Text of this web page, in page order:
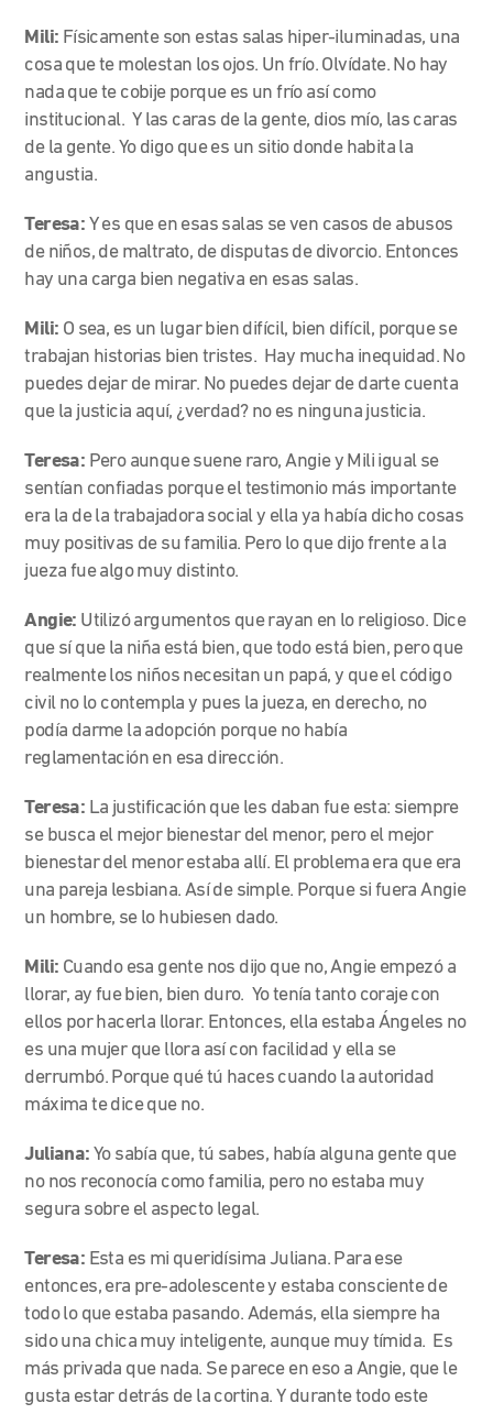
Mili: Físicamente son estas salas hiper-iluminadas, una
cosa que te molestan los ojos. Un frío. Olvídate. No hay
nada que te cobije porque es un frío así como
institucional. Y las caras de la gente, dios mío, las caras
de la gente. Yo digo que es un sitio donde habita la
angustia.
Teresa: Y es que en esas salas se ven casos de abusos
de niños, de maltrato, de disputas de divorcio. Entonces
hay una carga bien negativa en esas salas.
Mili: O sea, es un lugar bien difícil, bien difícil, porque se
trabajan historias bien tristes. Hay mucha inequidad. No
puedes dejar de mirar. No puedes dejar de darte cuenta
que la justicia aquí, ¿verdad? no es ninguna justicia.
Teresa: Pero aunque suene raro, Angie y Mili igual se
sentían confiadas porque el testimonio más importante
era la de la trabajadora social y ella ya había dicho cosas
muy positivas de su familia. Pero lo que dijo frente a la
jueza fue algo muy distinto.
Angie: Utilizó argumentos que rayan en lo religioso. Dice
que sí que la niña está bien, que todo está bien, pero que
realmente los niños necesitan un papá, y que el código
civil no lo contempla y pues la jueza, en derecho, no
podía darme la adopción porque no había
reglamentación en esa dirección.
Teresa: La justificación que les daban fue esta: siempre
se busca el mejor bienestar del menor, pero el mejor
bienestar del menor estaba allí. El problema era que era
una pareja lesbiana. Así de simple. Porque si fuera Angie
un hombre, se lo hubiesen dado.
Mili: Cuando esa gente nos dijo que no, Angie empezó a
llorar, ay fue bien, bien duro. Yo tenía tanto coraje con
ellos por hacerla llorar. Entonces, ella estaba Ángeles no
es una mujer que llora así con facilidad y ella se
derrumbó. Porque qué tú haces cuando la autoridad
máxima te dice que no.
Juliana:Yo sabía que, tú sabes, había alguna gente que
no nos reconocía como familia, pero no estaba muy
segura sobre el aspecto legal.
Teresa: Esta es mi queridísima Juliana. Para ese
entonces, era pre-adolescente y estaba consciente de
todo lo que estaba pasando. Además, ella siempre ha
sido una chica muy inteligente, aunque muy tímida. Es
más privada que nada. Se parece en eso a Angie, que le
gusta estar detrás de la cortina. Y durante todo este